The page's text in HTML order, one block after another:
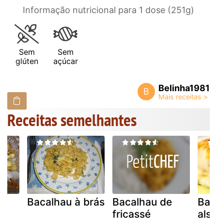
Informação nutricional para 1 dose (251g)
Sem
glúten
Sem
açúcar
B Belinha1981
Receitas semelhantes
Bacalhau à brás
Bacalhau de
fricassé